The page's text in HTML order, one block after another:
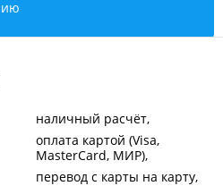
наличный расчёт
оплата картой (Visa,
MasterCard, МИР)
перевод с карты на карту